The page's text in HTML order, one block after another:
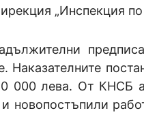
„Инспекция по
Наказателните
000 лева. От КНСБ
новопостъпили